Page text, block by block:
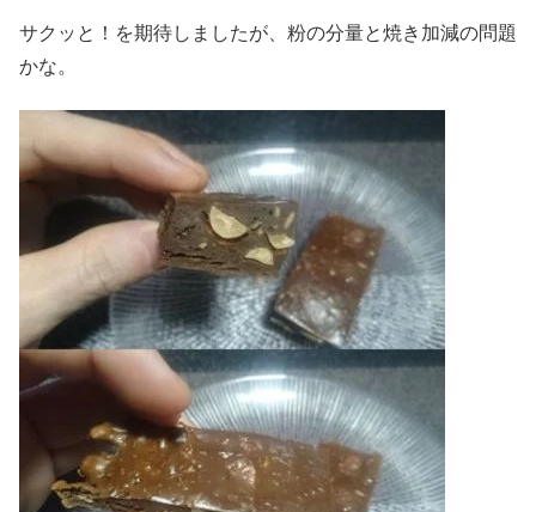
サクッと！を期待しましたが、粉の分量と焼き加減の問題
かな。